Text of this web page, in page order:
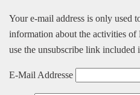
Your e-mail address is only used
information about the activities
use the unsubscribe link included
E-Mail Addresse